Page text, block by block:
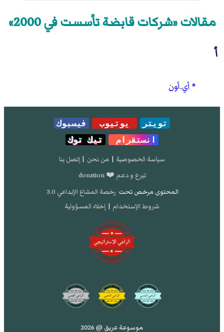
مقالات «شركات قابضة تأسست في 2000»
أ
أي.أون
تويتر يوتيوب
فيسبوك
انستقرام
تيك توك
سياسة الخصوصية | من نحن | إتصل بنا
تبرع و دعم ❤️ donation
المحتوى مرخص تحت رخصة المشاع الإبداعي 3.0
شروط الإستخدام | إخلاء المسؤولية
موسوعة عريق @ 2026